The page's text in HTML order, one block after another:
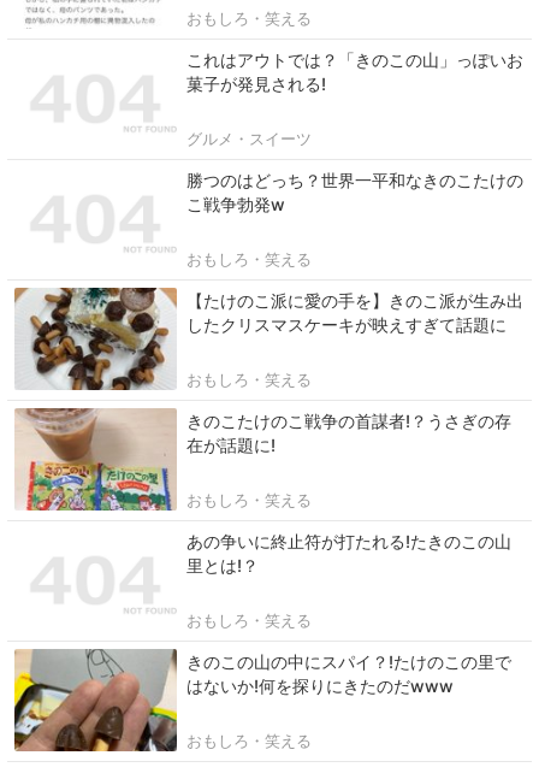
おもしろ・笑える
これはアウトでは？「きのこの山」っぽいお
菓子が発見される!
グルメ・スイーツ
勝つのはどっち？世界一平和なきのこたけの
こ戦争勃発w
おもしろ・笑える
【たけのこ派に愛の手を】きのこ派が生み出
したクリスマスケーキが映えすぎて話題に
おもしろ・笑える
きのこたけのこ戦争の首謀者!？うさぎの存
在が話題に!
おもしろ・笑える
あの争いに終止符が打たれる!たきのこの山
里とは!？
おもしろ・笑える
きのこの山の中にスパイ？!たけのこの里で
はないか!何を探りにきたのだ‪w‪w‪w
おもしろ・笑える